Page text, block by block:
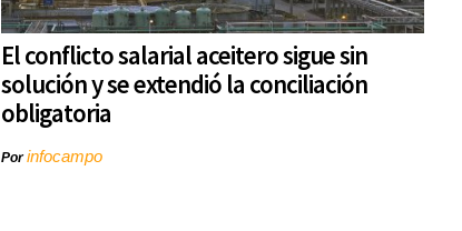
El conflicto salarial aceitero sigue sin
solución y se extendió la conciliación
obligatoria
Porinfocampo